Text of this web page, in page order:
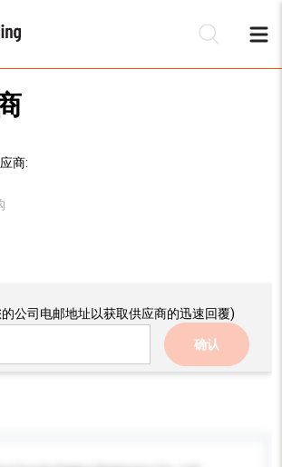
商:
公司电邮地址以获取供应商的迅速回覆)
确认